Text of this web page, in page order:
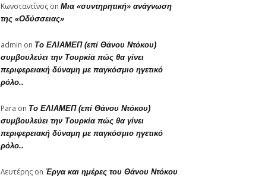
Κωνσταντίνος on Μια «συντηρητική» ανάγνωση
της «Οδύσσειας»
admin on Το ΕΛΙΑΜΕΠ (επί Θάνου Ντόκου)
συμβουλεύει την Τουρκία πώς θα γίνει
περιφερειακή δύναμη με παγκόσμιο ηγετικό
ρόλο..
Para on Το ΕΛΙΑΜΕΠ (επί Θάνου Ντόκου)
συμβουλεύει την Τουρκία πώς θα γίνει
περιφερειακή δύναμη με παγκόσμιο ηγετικό
ρόλο..
Λευτέρης on Έργα και ημέρες του Θάνου Ντόκου